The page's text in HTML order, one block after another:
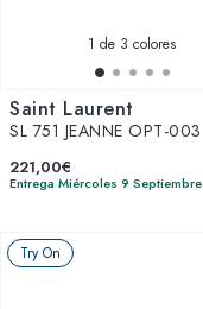
1 de 3 colores
Saint Laurent
SL 751 JEANNE OPT-003
221,00€
Entrega Miércoles 9 Septiembre
Try On